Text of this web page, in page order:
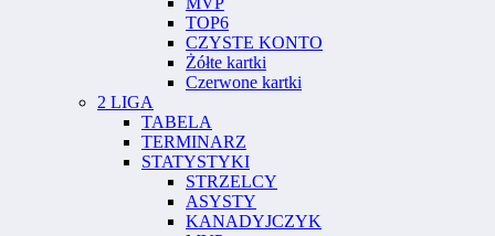
TOP6
CZYSTE KONTO
Żółte kartki
Czerwone kartki
2 LIGA
TABELA
TERMINARZ
STATYSTYKI
STRZELCY
ASYSTY
KANADYJCZYK